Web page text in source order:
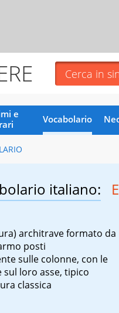
e
Vocabolario
italiano:
architrave formato da
posti
sulle colonne, con le
sul loro asse, tipico
classica